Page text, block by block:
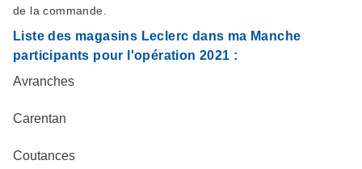
de la commande.
Liste des magasins Leclerc dans ma Manche
participants pour l'opération 2021 :
Avranches
Carentan
Coutances